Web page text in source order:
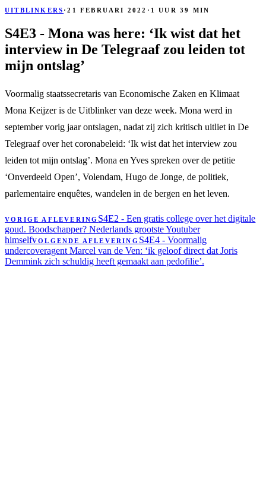
UITBLINKERS ·21 FEBRUARI 2022 · 1 UUR 39 MIN
S4E3 - Mona was here: ‘Ik wist dat het
interview in De Telegraaf zou leiden tot
mijn ontslag’
Voormalig staatssecretaris van Economische Zaken en Klimaat
Mona Keijzer is de Uitblinker van deze week. Mona werd in
september vorig jaar ontslagen, nadat zij zich kritisch uitliet in De
Telegraaf over het coronabeleid: ‘Ik wist dat het interview zou
leiden tot mijn ontslag’. Mona en Yves spreken over de petitie
‘Onverdeeld Open’, Volendam, Hugo de Jonge, de politiek,
parlementaire enquêtes, wandelen in de bergen en het leven.
VORIGE AFLEVERING S4E2 - Een gratis college over het digitale
goud. Boodschapper? Nederlands grootste Youtuber
himselfVOLGENDE AFLEVERING S4E4 - Voormalig
undercoveragent Marcel van de Ven: ‘ik geloof direct dat Joris
Demmink zich schuldig heeft gemaakt aan pedofilie’.